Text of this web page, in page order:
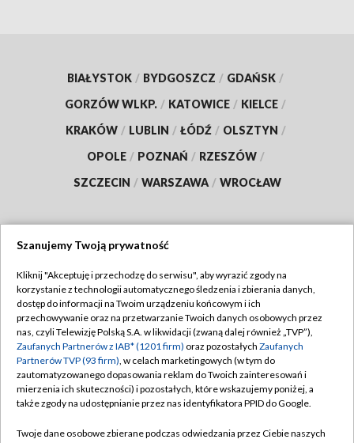
BIAŁYSTOK / BYDGOSZCZ / GDAŃSK /
GORZÓW WLKP. / KATOWICE / KIELCE /
KRAKÓW / LUBLIN / ŁÓDŹ / OLSZTYN /
OPOLE / POZNAŃ / RZESZÓW /
SZCZECIN / WARSZAWA / WROCŁAW
TVP
Abonament TVP
Emisja w TVP
Centrum informacji TVP
Naziemna Telewizja Cyfrowa
Regulamin TVP
Polityka prywatności
Moje zgody
Pomoc
Szanujemy Twoją prywatność
Kliknij "Akceptuję i przechodzę do serwisu", aby wyrazić zgody na
korzystanie z technologii automatycznego śledzenia i zbierania danych,
dostęp do informacji na Twoim urządzeniu końcowym i ich
przechowywanie oraz na przetwarzanie Twoich danych osobowych przez
nas, czyli Telewizję Polską S.A. w likwidacji (zwaną dalej również „TVP”),
Zaufanych Partnerów z IAB* (1201 firm) oraz pozostałych Zaufanych
Partnerów TVP (93 firm), w celach marketingowych (w tym do
zautomatyzowanego dopasowania reklam do Twoich zainteresowań i
mierzenia ich skuteczności) i pozostałych, które wskazujemy poniżej, a
także zgody na udostępnianie przez nas identyfikatora PPID do Google.
Twoje dane osobowe zbierane podczas odwiedzania przez Ciebie naszych